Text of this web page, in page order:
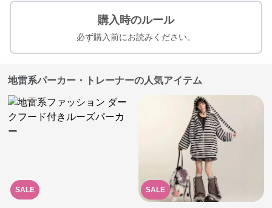
購入時のルール
必ず購入前にお読みください。
地雷系パーカー・トレーナーの人気アイテム
SALE SALE